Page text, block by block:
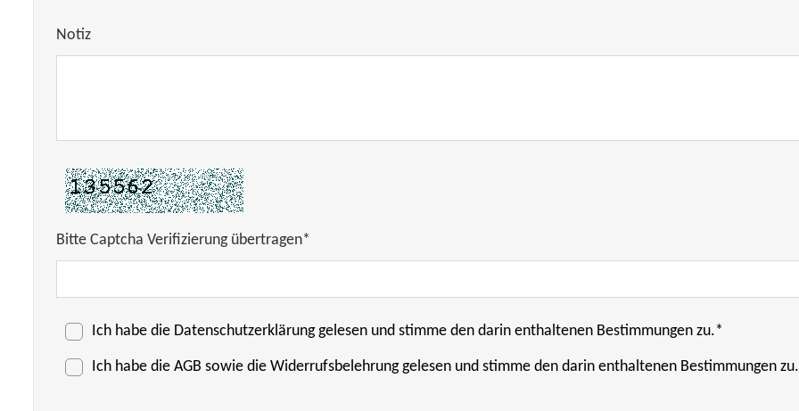
Notiz
Bitte Captcha Verifizierung übertragen*
Ich habe die Datenschutzerklärunggelesen und stimme den darin enthaltenen Bestimmungen zu.*
Ich habe die AGB sowie die Widerrufsbelehrung gelesen und stimme den darin enthaltenen Bestimmungen